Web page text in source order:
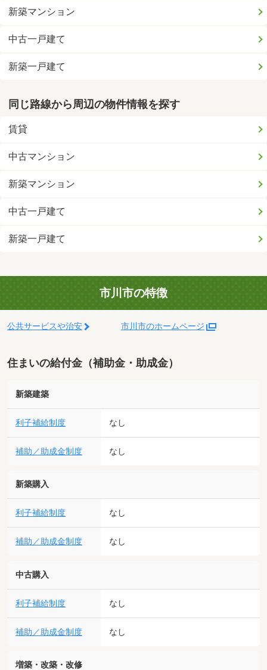
新築マンション
中古一戸建て
新築一戸建て
同じ路線から周辺の物件情報を探す
賃貸
中古マンション
新築マンション
中古一戸建て
新築一戸建て
市川市の特徴
公共サービスや治安 市川市のホームページ
住まいの給付金（補助金・助成金）
新築建築
利子補給制度 なし
補助／助成金制度 なし
新築購入
利子補給制度 なし
補助／助成金制度 なし
中古購入
利子補給制度 なし
補助／助成金制度 なし
増築・改築・改修